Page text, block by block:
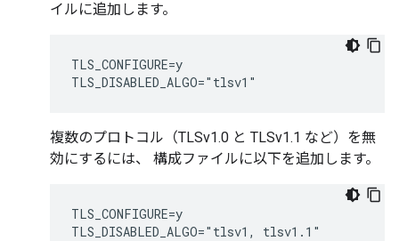
イルに追加します。
TLS_CONFIGURE=y
TLS_DISABLED_ALGO="tlsv1"
複数のプロトコル（TLSv1.0 と TLSv1.1 など）を無
効にするには、 構成ファイルに以下を追加します。
TLS_CONFIGURE=y
TLS_DISABLED_ALGO="tlsv1, tlsv1.1"